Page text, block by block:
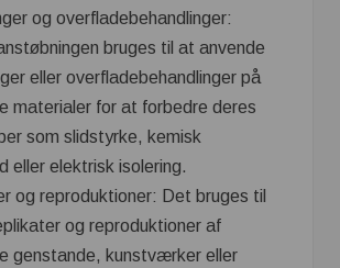
og overfladebehandlinger:
bruges til at anvende
eller overfladebehandlinger på
materialer for at forbedre deres
som slidstyrke, kemisk
eller elektrisk isolering.
og reproduktioner: Det bruges til
og reproduktioner af
genstande, kunstværker eller